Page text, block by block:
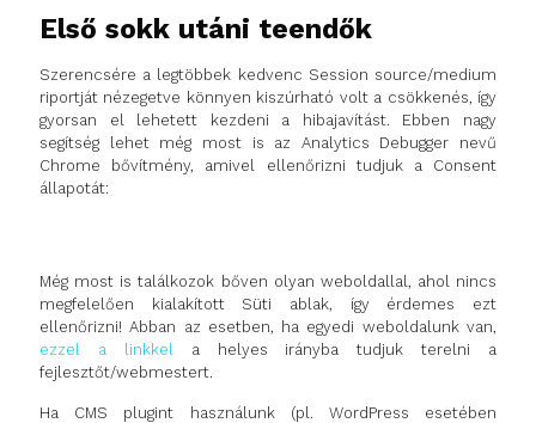
Első sokk utáni teendők
Szerencsére a legtöbbek kedvenc Session source/medium
riportját nézegetve könnyen kiszúrható volt a csökkenés, így
gyorsan el lehetett kezdeni a hibajavítást. Ebben nagy
segítség lehet még most is az Analytics Debugger nevű
Chrome bővítmény, amivel ellenőrizni tudjuk a Consent
állapotát:
Még most is találkozok bőven olyan weboldallal, ahol nincs
megfelelően kialakított Süti ablak, így érdemes ezt
ellenőrizni! Abban az esetben, ha egyedi weboldalunk van,
ezzel a linkkela helyes irányba tudjuk terelni a
fejlesztőt/webmestert.
Ha CMS plugint használunk (pl. WordPress esetében